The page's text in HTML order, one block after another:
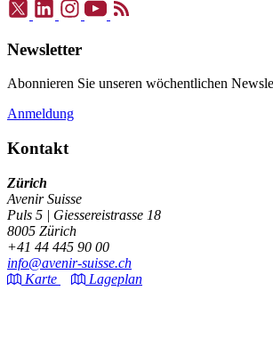
Newsletter
Abonnieren Sie unseren wöchentlichen
Anmeldung
Kontakt
Zürich
Avenir Suisse
Puls 5 | Giessereistrasse 18
8005 Zürich
+41 44 445 90 00
info@avenir-suisse.ch
Karte
Lageplan